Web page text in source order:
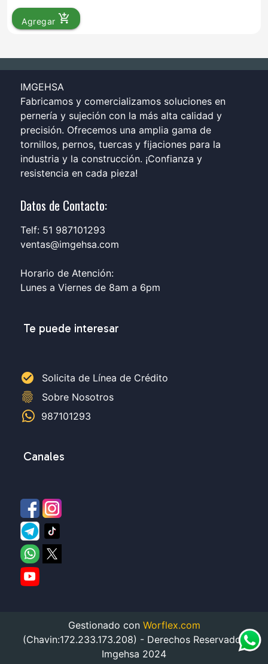
Agregar add_shopping_cart
IMGEHSA
Fabricamos y comercializamos soluciones en
pernería y sujeción con la más alta calidad y
precisión. Ofrecemos una amplia gama de
tornillos, pernos, tuercas y fijaciones para la
industria y la construcción. ¡Confianza y
resistencia en cada pieza!
Datos de Contacto:
Telf: 51 987101293
ventas@imgehsa.com
Horario de Atención:
Lunes a Viernes de 8am a 6pm
Te puede interesar
check_circle Solicita de Línea de Crédito
fingerprint
Sobre Nosotros
987101293
Canales
Gestionado con Worflex.com
(Chavin:172.233.173.208) - Derechos Reservados
Imgehsa 2024